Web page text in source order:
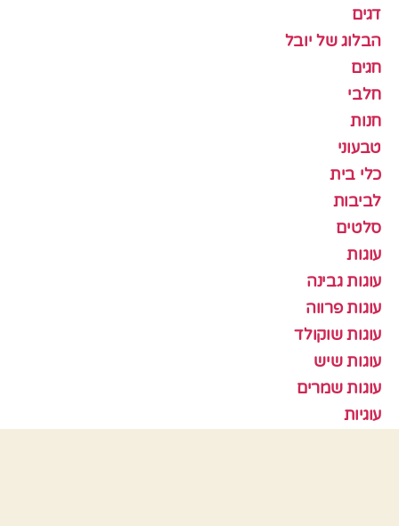
דגים
הבלוג של יובל
חגים
חלבי
חנות
טבעוני
כלי בית
לביבות
סלטים
עוגות
עוגות גבינה
עוגות פרווה
עוגות שוקולד
עוגות שיש
עוגות שמרים
עוגיות